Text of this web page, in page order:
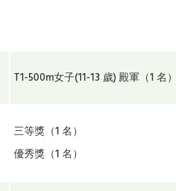
T1-500m女子(11-13 歲) 殿軍（1 名
三等獎（1 名）
優秀獎（1 名）